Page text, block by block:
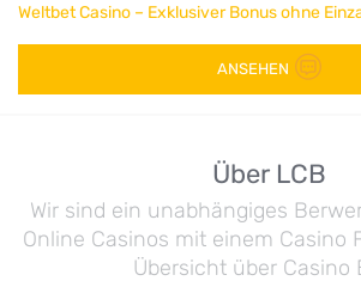
Weltbet Casino – Exklusiver Bonus ohne
ANSEHEN
Über LCB
Wir sind ein unabhängiges
Online Casinos mit einem Casino
Übersicht über Casino